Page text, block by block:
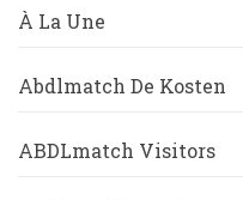
À La Une
Abdlmatch De Kosten
ABDLmatch Visitors